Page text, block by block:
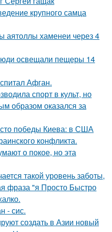
крупного самца
аятоллы хаменеи через 4
освещали пещеры 14
Афган.
спорт в культ, но
образом оказался за
победы Киева: в США
конфликта.
о покое, но эта
такой уровень заботы,
фраза "я Просто Быстро
- сис.
создать в Азии новый